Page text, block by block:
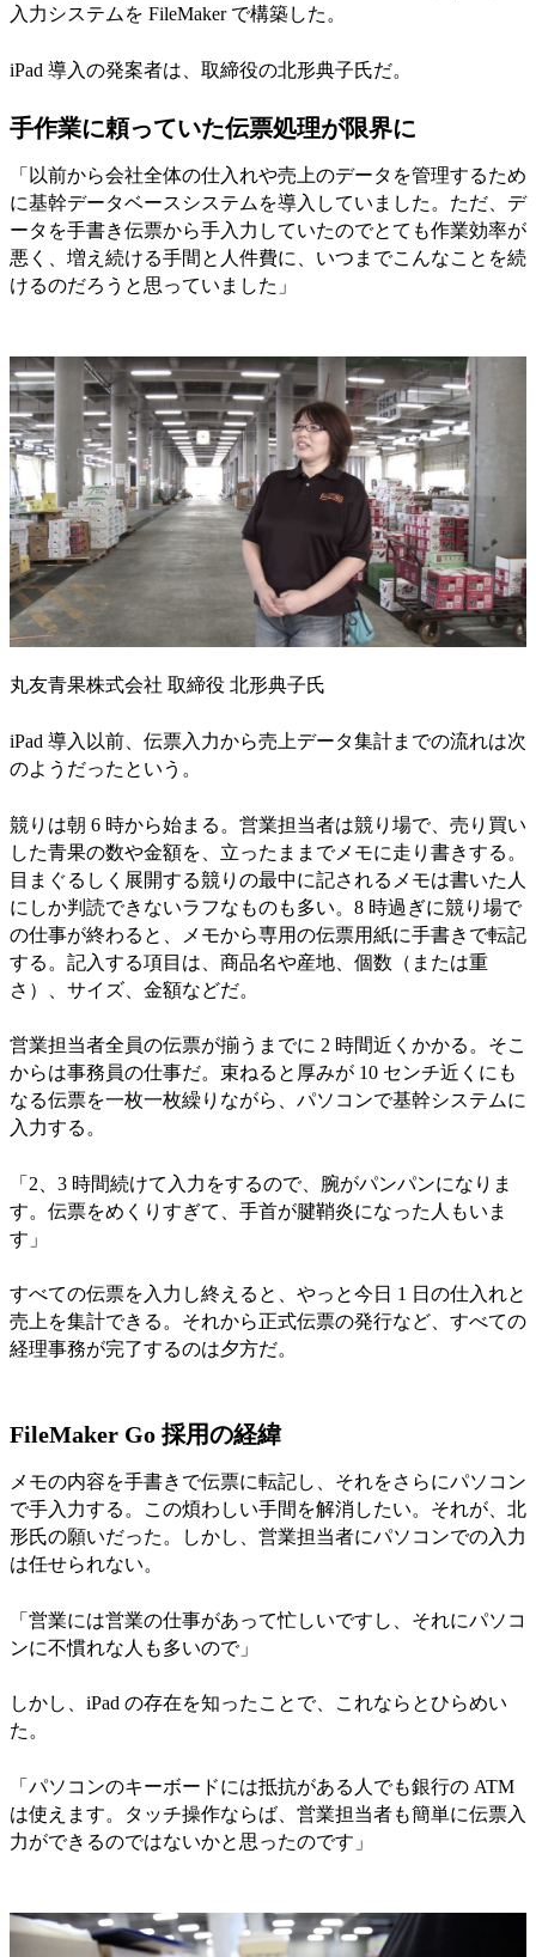
入力システムを FileMaker で構築した。
iPad 導入の発案者は、取締役の北形典子氏だ。
手作業に頼っていた伝票処理が限界に
「以前から会社全体の仕入れや売上のデータを管理するため
に基幹データベースシステムを導入していました。ただ、デ
ータを手書き伝票から手入力していたのでとても作業効率が
悪く、増え続ける手間と人件費に、いつまでこんなことを続
けるのだろうと思っていました」
丸友青果株式会社 取締役 北形典子氏
iPad 導入以前、伝票入力から売上データ集計までの流れは次
のようだったという。
競りは朝 6 時から始まる。営業担当者は競り場で、売り買い
した青果の数や金額を、立ったままでメモに走り書きする。
目まぐるしく展開する競りの最中に記されるメモは書いた人
にしか判読できないラフなものも多い。8 時過ぎに競り場で
の仕事が終わると、メモから専用の伝票用紙に手書きで転記
する。記入する項目は、商品名や産地、個数（または重
さ）、サイズ、金額などだ。
営業担当者全員の伝票が揃うまでに 2 時間近くかかる。そこ
からは事務員の仕事だ。束ねると厚みが 10 センチ近くにも
なる伝票を一枚一枚繰りながら、パソコンで基幹システムに
入力する。
「2、3 時間続けて入力をするので、腕がパンパンになりま
す。伝票をめくりすぎて、手首が腱鞘炎になった人もいま
す」
すべての伝票を入力し終えると、やっと今日 1 日の仕入れと
売上を集計できる。それから正式伝票の発行など、すべての
経理事務が完了するのは夕方だ。
FileMaker Go 採用の経緯
メモの内容を手書きで伝票に転記し、それをさらにパソコン
で手入力する。この煩わしい手間を解消したい。それが、北
形氏の願いだった。しかし、営業担当者にパソコンでの入力
は任せられない。
「営業には営業の仕事があって忙しいですし、それにパソコ
ンに不慣れな人も多いので」
しかし、iPad の存在を知ったことで、これならとひらめい
た。
「パソコンのキーボードには抵抗がある人でも銀行の ATM
は使えます。タッチ操作ならば、営業担当者も簡単に伝票入
力ができるのではないかと思ったのです」